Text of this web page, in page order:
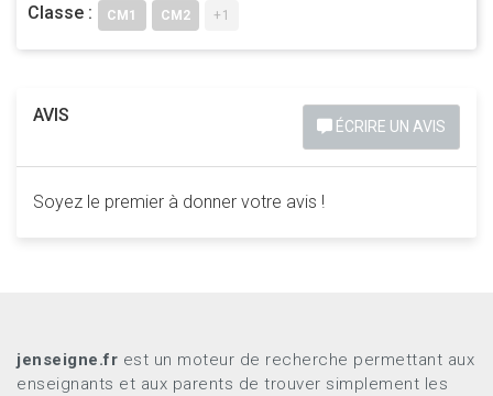
Classe :
CM1 CM2 +1
AVIS
ÉCRIRE UN AVIS
Soyez le premier à donner votre avis !
jenseigne.fr est un moteur de recherche permettant aux
enseignants et aux parents de trouver simplement les